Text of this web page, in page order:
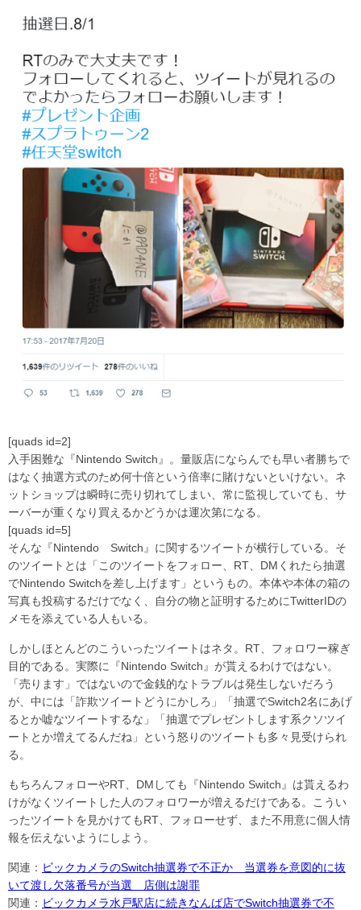
[quads id=2]
入手困難な『Nintendo Switch』。量販店にならんでも早い者勝ちで
はなく抽選方式のため何十倍という倍率に賭けないといけない。ネ
ットショップは瞬時に売り切れてしまい、常に監視していても、サ
ーバーが重くなり買えるかどうかは運次第になる。
[quads id=5]
そんな『Nintendo Switch』に関するツイートが横行している。そ
のツイートとは「このツイートをフォロー、RT、DMくれたら抽選
でNintendo Switchを差し上げます」というもの。本体や本体の箱の
写真も投稿するだけでなく、自分の物と証明するためにTwitterIDの
メモを添えている人もいる。
しかしほとんどのこういったツイートはネタ。RT、フォロワー稼ぎ
目的である。実際に『Nintendo Switch』が貰えるわけではない。
「売ります」ではないので金銭的なトラブルは発生しないだろう
が、中には「詐欺ツイートどうにかしろ」「抽選でSwitch2名にあげ
るとか嘘なツイートするな」「抽選でプレゼントします系クソツイ
ートとか増えてるんだね」という怒りのツイートも多々見受けられ
る。
もちろんフォローやRT、DMしても『Nintendo Switch』は貰えるわ
けがなくツイートした人のフォロワーが増えるだけである。こうい
ったツイートを見かけてもRT、フォローせず、また不用意に個人情
報を伝えないようにしよう。
関連： ビックカメラのSwitch抽選券で不正か 当選券を意図的に抜
いて渡し欠落番号が当選 店側は謝罪
関連： ビックカメラ水戸駅店に続きなんば店でSwitch抽選券で不